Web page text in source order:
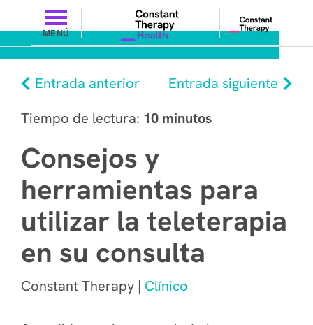
MENÚ
Entrada anterior
Entrada siguiente
Tiempo de lectura: 10 minutos
Consejos y
herramientas para
utilizar la teleterapia
en su consulta
Constant Therapy | Clínico